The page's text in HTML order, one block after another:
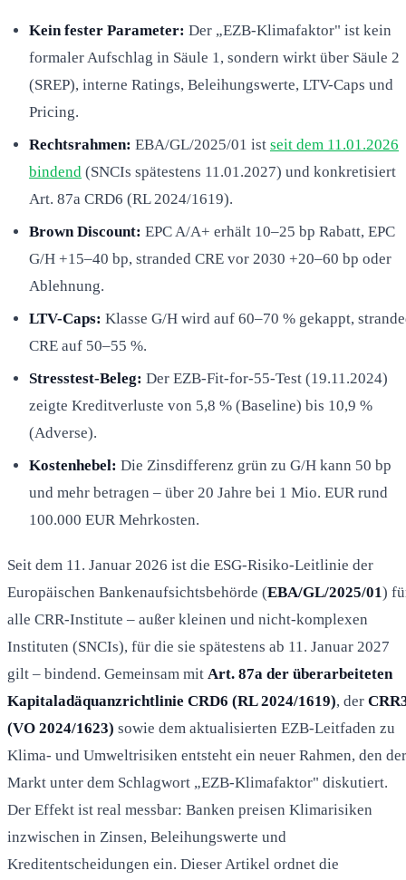
Kein fester Parameter: Der „EZB-Klimafaktor" ist kein
formaler Aufschlag in Säule 1, sondern wirkt über Säule 2
(SREP), interne Ratings, Beleihungswerte, LTV-Caps und
Pricing.
Rechtsrahmen: EBA/GL/2025/01 ist seit dem 11.01.2026
bindend (SNCIs spätestens 11.01.2027) und konkretisiert
Art. 87a CRD6 (RL 2024/1619).
Brown Discount: EPC A/A+ erhält 10–25 bp Rabatt, EPC
G/H +15–40 bp, stranded CRE vor 2030 +20–60 bp oder
Ablehnung.
LTV-Caps: Klasse G/H wird auf 60–70 % gekappt,
CRE auf 50–55 %.
Stresstest-Beleg: Der EZB-Fit-for-55-Test (19.11.2024)
zeigte Kreditverluste von 5,8 % (Baseline) bis 10,9 %
(Adverse).
Kostenhebel: Die Zinsdifferenz grün zu G/H kann 50 bp
und mehr betragen – über 20 Jahre bei 1 Mio. EUR rund
100.000 EUR Mehrkosten.
Seit dem 11. Januar 2026 ist die ESG-Risiko-Leitlinie der
Europäischen Bankenaufsichtsbehörde (EBA/GL/2025/01)
alle CRR-Institute – außer kleinen und nicht-komplexen
Instituten (SNCIs), für die sie spätestens ab 11. Januar 2027
gilt – bindend. Gemeinsam mit Art. 87a der überarbeiteten
Kapitaladäquanzrichtlinie CRD6 (RL 2024/1619), der
(VO 2024/1623) sowie dem aktualisierten EZB-Leitfaden zu
Klima- und Umweltrisiken entsteht ein neuer Rahmen, den der
Markt unter dem Schlagwort „EZB-Klimafaktor" diskutiert.
Der Effekt ist real messbar: Banken preisen Klimarisiken
inzwischen in Zinsen, Beleihungswerte und
Kreditentscheidungen ein. Dieser Artikel ordnet die